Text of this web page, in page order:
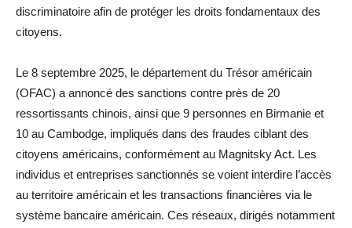
discriminatoire afin de protéger les droits fondamentaux des
citoyens.
Le 8 septembre 2025, le département du Trésor américain
(OFAC) a annoncé des sanctions contre près de 20
ressortissants chinois, ainsi que 9 personnes en Birmanie et
10 au Cambodge, impliqués dans des fraudes ciblant des
citoyens américains, conformément au Magnitsky Act. Les
individus et entreprises sanctionnés se voient interdire l’accès
au territoire américain et les transactions financières via le
système bancaire américain. Ces réseaux, dirigés notamment